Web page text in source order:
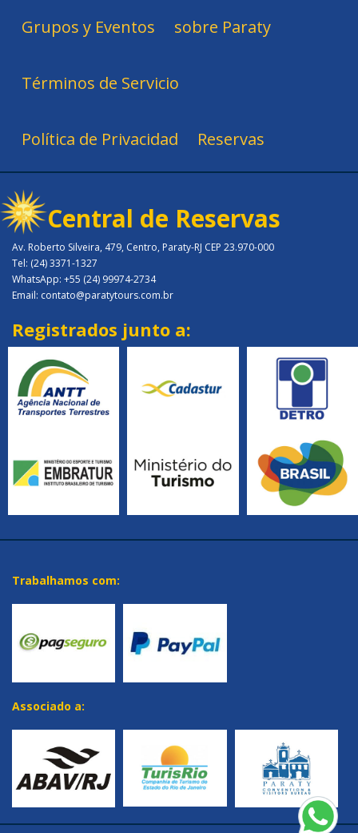
Grupos y Eventos sobre Paraty
Términos de Servicio
Política de Privacidad Reservas
Central de Reservas
Av. Roberto Silveira, 479, Centro, Paraty-RJ CEP 23.970-000
Tel: (24) 3371-1327
WhatsApp: +55 (24) 99974-2734
Email: contato@paratytours.com.br
Registrados junto a:
Trabalhamos com:
Associado a: